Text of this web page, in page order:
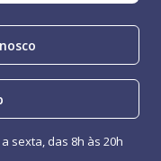
sexta, das 8h às 20h